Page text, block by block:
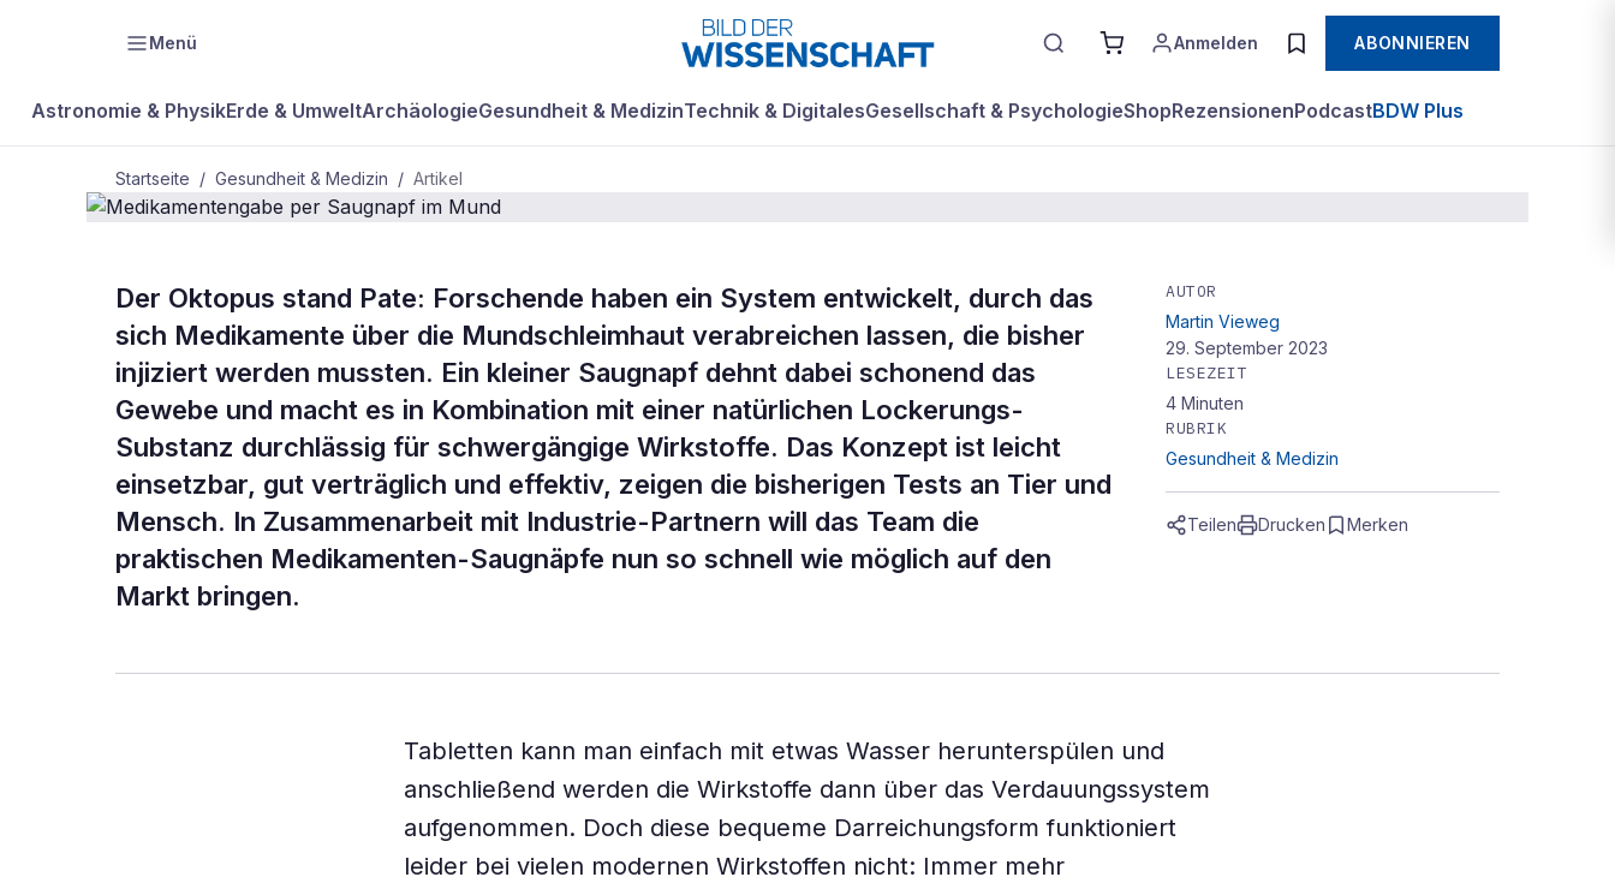
Menü Anmelden ABONNIEREN
Astronomie & PhysikErde & UmweltArchäologieGesundheit & MedizinTechnik & DigitalesGesellschaft & PsychologieShopRezensionenPodcastBDW Plus
Startseite / Gesundheit & Medizin / Artikel
GESUNDHEIT & MEDIZIN
Medikamentengabe per Saugnapf
im Mund
Der Oktopus stand Pate: Forschende haben ein System entwickelt, durch das
sich Medikamente über die Mundschleimhaut verabreichen lassen, die bisher
injiziert werden mussten. Ein kleiner Saugnapf dehnt dabei schonend das
Gewebe und macht es in Kombination mit einer natürlichen Lockerungs-
Substanz durchlässig für schwergängige Wirkstoffe. Das Konzept ist leicht
einsetzbar, gut verträglich und effektiv, zeigen die bisherigen Tests an Tier und
Mensch. In Zusammenarbeit mit Industrie-Partnern will das Team die
praktischen Medikamenten-Saugnäpfe nun so schnell wie möglich auf den
Markt bringen.
AUTOR
Martin Vieweg
29. September 2023
LESEZEIT
4 Minuten
RUBRIK
Gesundheit & Medizin
Teilen Drucken Merken
Tabletten kann man einfach mit etwas Wasser herunterspülen und
anschließend werden die Wirkstoffe dann über das Verdauungssystem
aufgenommen. Doch diese bequeme Darreichungsform funktioniert
leider bei vielen modernen Wirkstoffen nicht: Immer mehr